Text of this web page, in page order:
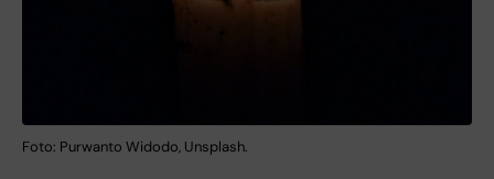
Foto: Purwanto Widodo, Unsplash.